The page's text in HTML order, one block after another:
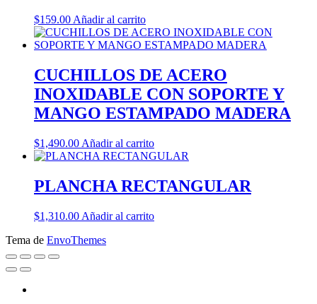
$159.00 Añadir al carrito
CUCHILLOS DE ACERO
INOXIDABLE CON SOPORTE Y
MANGO ESTAMPADO MADERA
$1,490.00 Añadir al carrito
PLANCHA RECTANGULAR
$1,310.00 Añadir al carrito
Tema de EnvoThemes